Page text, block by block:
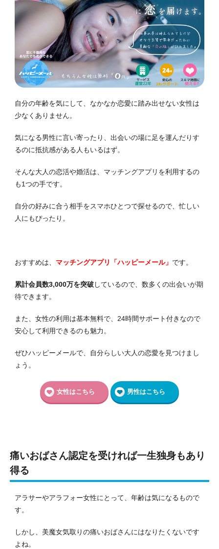
自分の年齢を気にして、なかなか恋愛に踏み出せない女性は
少なくありません。
気になる男性に言い寄ったり、出会いの場に足を運んだりす
るのに抵抗感がある人もいるはず。
そんな大人の恋活や婚活は、マッチングアプリを利用するの
も1つの手です。
自分の好みに合う相手をスマホひとつで探せるので、忙しい
人にもぴったり。
おすすめは、 マッチングアプリ「ハッピーメール」 です。
累計会員数3,000万を突破しているので、数多くの出会いが期
待できます。
また、女性の利用は基本無料で、24時間サポート付きなので
安心して利用できるのも魅力。
ぜひハッピーメールで、自分らしい大人の恋愛を見つけまし
ょう。
女性はこちら 男性はこちら
痛いおばさん認定を受ければ一生独身もあり
得る
アラサーやアラフォー女性にとって、年齢は気になるもので
す。
しかし、美魔女気取りの痛いおばさんにはなりたくないです
よね。